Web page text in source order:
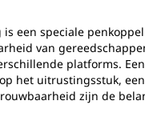
is een speciale
van
platforms.
het uitrustingsstuk,
zijn de